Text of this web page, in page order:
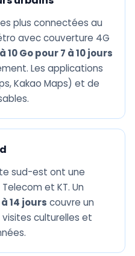
plus connectées au
avec couverture 4G
10 Go pour 7 à 10 jours
Les applications
Kakao Maps) et de
sud-est ont une
et KT. Un
14 jours couvre un
culturelles et